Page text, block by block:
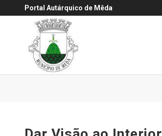
Portal Autárquico de Mêda